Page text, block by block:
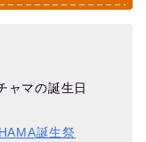
ャマの誕生日
誕生祭